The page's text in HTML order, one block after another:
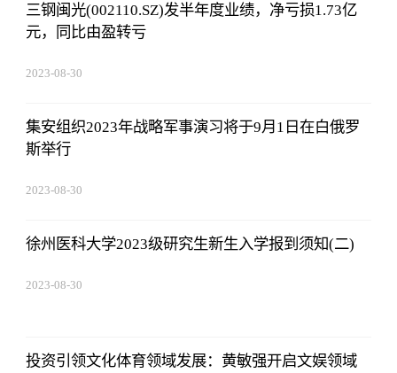
三钢闽光(002110.SZ)发半年度业绩，净亏损1.73亿
元，同比由盈转亏
2023-08-30
集安组织2023年战略军事演习将于9月1日在白俄罗
斯举行
2023-08-30
徐州医科大学2023级研究生新生入学报到须知(二)
2023-08-30
投资引领文化体育领域发展：黄敏强开启文娱领域